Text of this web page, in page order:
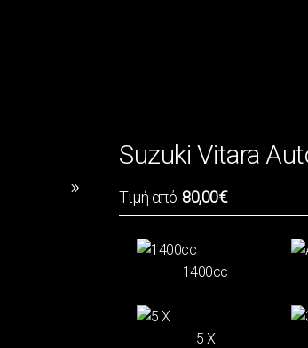
Suzuki Vitara
Τιμή από: 80,00€
1400cc
5 X